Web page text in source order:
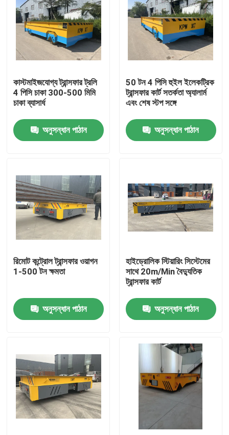
বাড়ি
ভিডিও
আমাদের সম্পর্কে
কারখানা ভ্রমণ
মান নিয়ন্ত্রণ
উদ্ধৃতির জন্য আবেদন
বৈদ্যুতিক স্থানান্তর কার্ট
কাস্টমাইজযোগ্য ট্রান্সফার ট্রলি
4 পিসি চাকা 300-500 মিমি
চাকা ব্যাসার্ধ
অনুসন্ধান পাঠান
50 টন 4 পিসি হুইল ইলেকট্রিক
ট্রান্সফার কার্ট সতর্কতা অ্যালার্ম
এবং শেষ স্টপ সঙ্গে
অনুসন্ধান পাঠান
রিমোট কন্ট্রোল ট্রান্সফার ওয়াগন
1-500 টন ক্ষমতা
অনুসন্ধান পাঠান
হাইড্রোলিক স্টিয়ারিং সিস্টেমের
সাথে 20m/Min বৈদ্যুতিক
ট্রান্সফার কার্ট
অনুসন্ধান পাঠান